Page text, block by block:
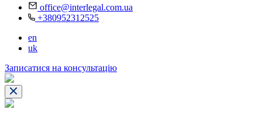
office@interlegal.com.ua
+380952312525
en
uk
Записатися на консультацію